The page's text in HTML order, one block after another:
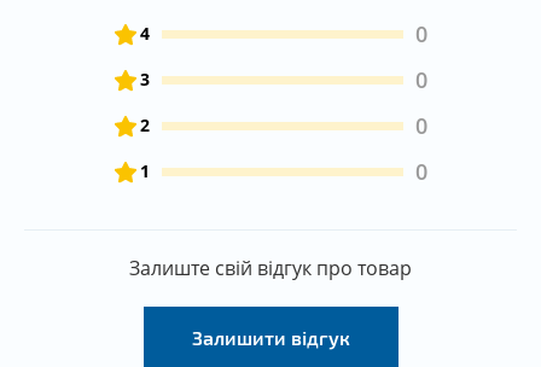
4 0
3 0
2 0
1 0
Залиште свій відгук про товар
Залишити відгук